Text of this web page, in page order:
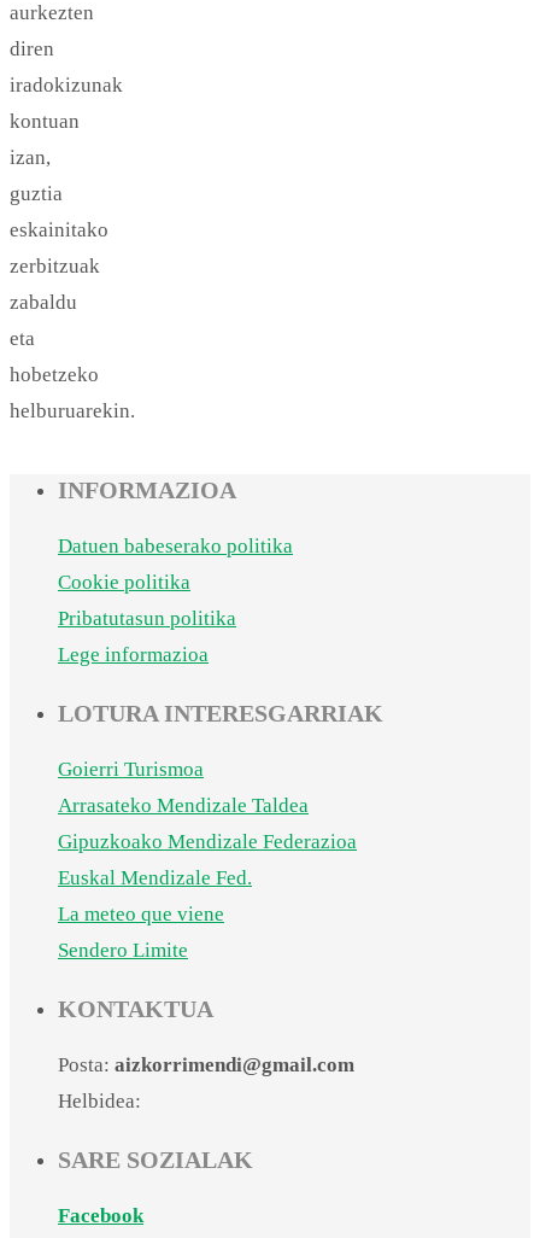
aurkezten
diren
iradokizunak
kontuan
izan,
guztia
eskainitako
zerbitzuak
zabaldu
eta
hobetzeko
helburuarekin.
INFORMAZIOA
Datuen babeserako politika
Cookie politika
Pribatutasun politika
Lege informazioa
LOTURA INTERESGARRIAK
Goierri Turismoa
Arrasateko Mendizale Taldea
Gipuzkoako Mendizale Federazioa
Euskal Mendizale Fed.
La meteo que viene
Sendero Limite
KONTAKTUA
Posta: aizkorrimendi@gmail.com
Helbidea:
SARE SOZIALAK
Facebook